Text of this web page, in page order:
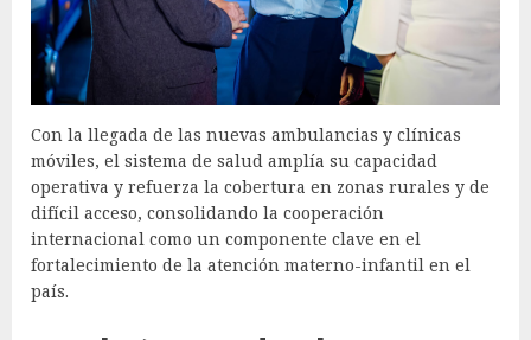
Con la llegada de las nuevas ambulancias y clínicas
móviles, el sistema de salud amplía su capacidad
operativa y refuerza la cobertura en zonas rurales y de
difícil acceso, consolidando la cooperación
internacional como un componente clave en el
fortalecimiento de la atención materno-infantil en el
país.